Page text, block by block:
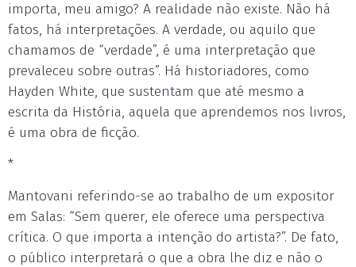
importa, meu amigo? A realidade não existe. Não há
fatos, há interpretações. A verdade, ou aquilo que
chamamos de “verdade”, é uma interpretação que
prevaleceu sobre outras”. Há historiadores, como
Hayden White, que sustentam que até mesmo a
escrita da História, aquela que aprendemos nos livros,
é uma obra de ficção.
*
Mantovani referindo-se ao trabalho de um expositor
em Salas: “Sem querer, ele oferece uma perspectiva
crítica. O que importa a intenção do artista?”. De fato,
o público interpretará o que a obra lhe diz e não o